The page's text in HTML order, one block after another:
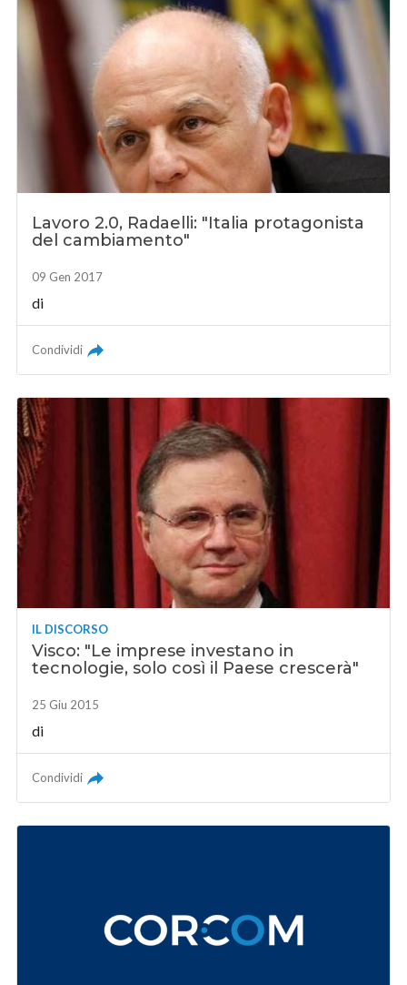
Lavoro 2.0, Radaelli: "Italia protagonista
del cambiamento"
09 Gen 2017
di
Condividi
IL DISCORSO
Visco: "Le imprese investano in
tecnologie, solo così il Paese crescerà"
25 Giu 2015
di
Condividi